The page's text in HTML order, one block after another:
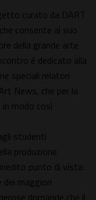
curato da DART
consente al suo
della grande arte
è dedicato alla
speciali relatori
News, che per la
modo così
studenti
produzione
punto di vista:
maggiori
domande che il